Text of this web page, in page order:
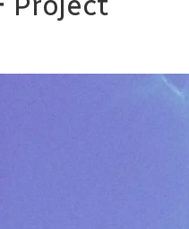
Top